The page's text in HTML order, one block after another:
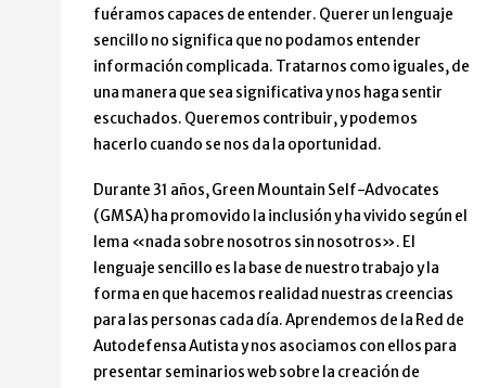
fuéramos capaces de entender. Querer un lenguaje
sencillo no significa que no podamos entender
información complicada. Tratarnos como iguales, de
una manera que sea significativa y nos haga sentir
escuchados. Queremos contribuir, y podemos
hacerlo cuando se nos da la oportunidad.
Durante 31 años, Green Mountain Self-Advocates
(GMSA) ha promovido la inclusión y ha vivido según el
lema «nada sobre nosotros sin nosotros». El
lenguaje sencillo es la base de nuestro trabajo y la
forma en que hacemos realidad nuestras creencias
para las personas cada día. Aprendemos de la Red de
Autodefensa Autista y nos asociamos con ellos para
presentar seminarios web sobre la creación de